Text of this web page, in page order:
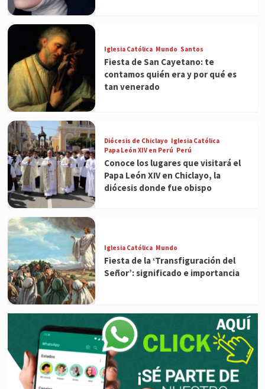
Iglesia Católica Mundo Santos
Fiesta de San Cayetano: te
contamos quién era y por qué es
tan venerado
Diócesis de Chiclayo Iglesia Católica
Papa León XIV en Perú Perú
Conoce los lugares que visitará el
Papa León XIV en Chiclayo, la
diócesis donde fue obispo
Iglesia Católica Mundo
Fiesta de la ‘Transfiguración del
Señor’: significado e importancia